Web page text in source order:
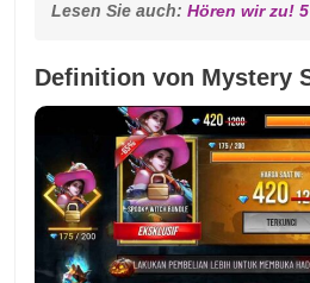
Lesen Sie auch: Hören wir zu!
Definition von Mystery